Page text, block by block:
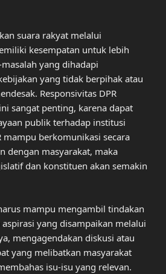
suara rakyat melalui
kesempatan untuk lebih
yang dihadapi
yang tidak berpihak atau
Responsivitas DPR
sangat penting, karena dapat
publik terhadap institusi
mampu berkomunikasi secara
dengan masyarakat, maka
dan konstituen akan semakin
mampu mengambil tindakan
yang disampaikan melalui
mengagendakan diskusi atau
yang melibatkan masyarakat
isu-isu yang relevan.